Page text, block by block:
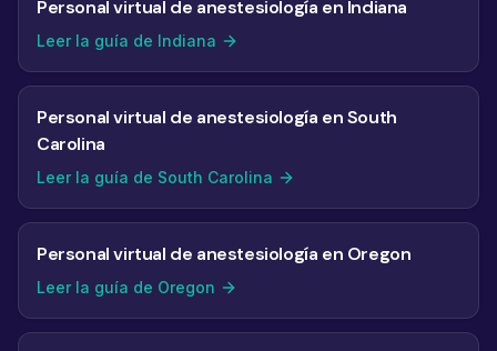
Personal virtual de anestesiología en Indiana
Leer la guía de Indiana
Personal virtual de anestesiología en South
Carolina
Leer la guía de South Carolina
Personal virtual de anestesiología en Oregon
Leer la guía de Oregon